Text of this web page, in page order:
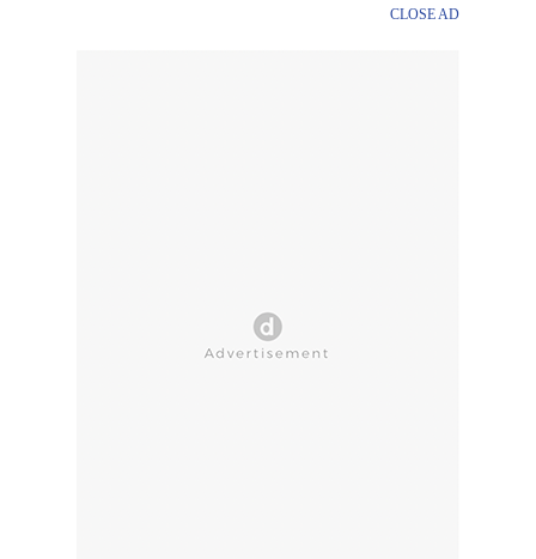
CLOSE AD